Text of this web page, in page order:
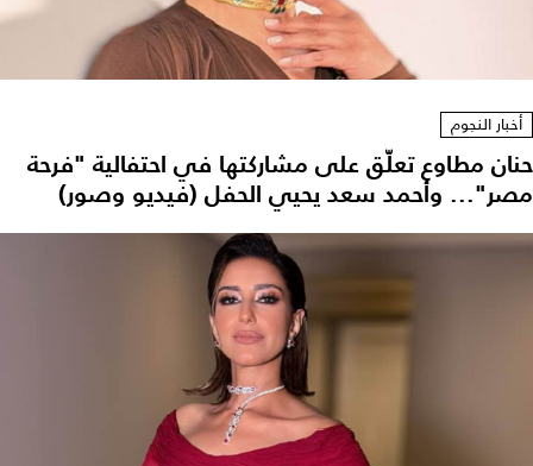
أخبار النجوم
حنان مطاوع تعلّق على مشاركتها في احتفالية "فرحة
مصر"... وأحمد سعد يحيي الحفل (فيديو وصور)